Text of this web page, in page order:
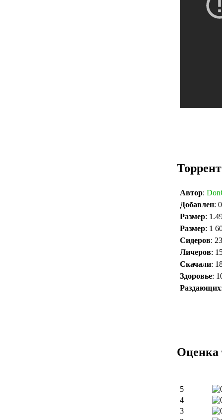
Торрент
Автор:
Добавлен:
Размер:
Размер: 1
Сидеров: 23
Личеров:
Скачали:
Здоровье:
Раздающих
Оценка
5
4
3